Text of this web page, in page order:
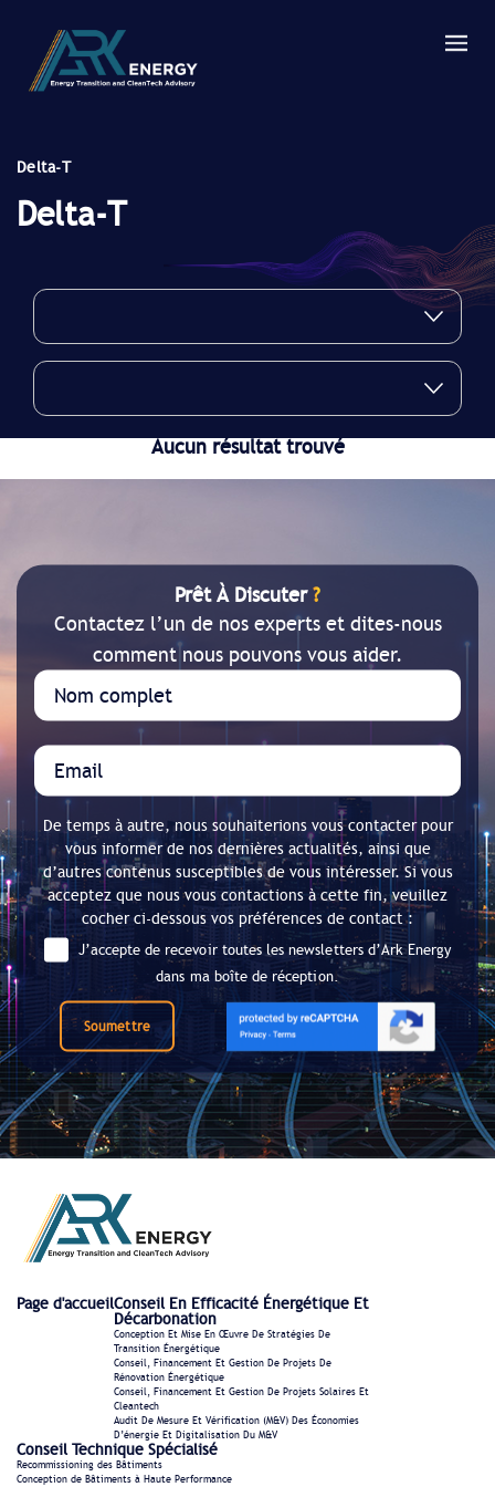
Delta-T
Delta-T
Aucun résultat trouvé
Prêt À Discuter?
Contactez l’un de nos experts et dites-nous
comment nous pouvons vous aider.
De temps à autre, nous souhaiterions vous contacter pour
vous informer de nos dernières actualités, ainsi que
d’autres contenus susceptibles de vous intéresser. Si vous
acceptez que nous vous contactions à cette fin, veuillez
cocher ci-dessous vos préférences de contact :
J’accepte de recevoir toutes les newsletters d’Ark Energy
dans ma boîte de réception.
Soumettre
Page d'accueilConseil En Efficacité Énergétique Et
Décarbonation
Conception Et Mise En Œuvre De Stratégies De
Transition Énergétique
Conseil, Financement Et Gestion De Projets De
Rénovation Énergétique
Conseil, Financement Et Gestion De Projets Solaires Et
Cleantech
Audit De Mesure Et Vérification (M&V) Des Économies
D’énergie Et Digitalisation Du M&V
Conseil Technique Spécialisé
Recommissioning des Bâtiments
Conception de Bâtiments à Haute Performance